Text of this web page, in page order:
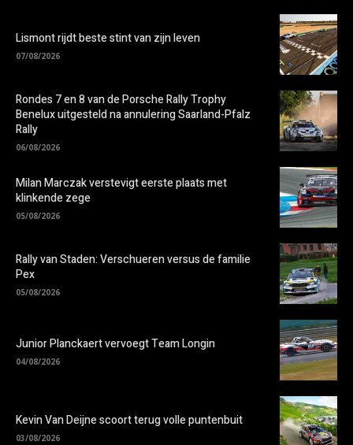
Lismont rijdt beste stint van zijn leven
07/08/2026
Rondes 7 en 8 van de Porsche Rally Trophy
Benelux uitgesteld na annulering Saarland-Pfalz
Rally
06/08/2026
Milan Marczak verstevigt eerste plaats met
klinkende zege
05/08/2026
Rally van Staden: Verschueren versus de familie
Pex
05/08/2026
Junior Planckaert vervoegt Team Longin
04/08/2026
Kevin Van Deijne scoort terug volle puntenbuit
03/08/2026